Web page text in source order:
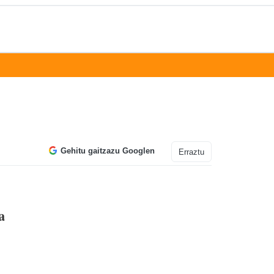
Gehitu gaitzazu Googlen Erraztu